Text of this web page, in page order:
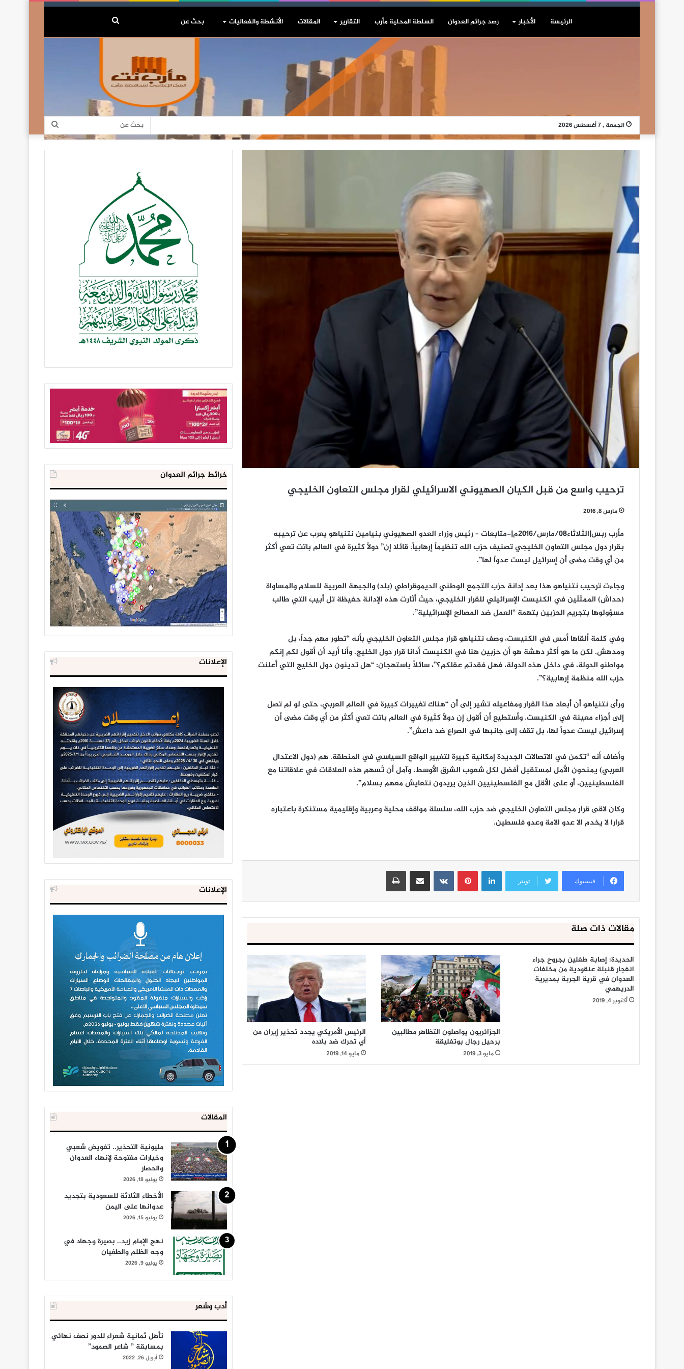
الرئيسة الأخبار رصد جرائم العدوان السلطة المحلية مأرب التقارير المقالات الأنشطة والفعاليات بحث
الجمعة , 7 أغسطس 2026
بحث
عن
ترحيب واسع من قبل الكيان الصهيوني الاسرائيلي لقرار مجلس التعاون الخليجي
مارس 8, 2016
مأرب ربس|الثلاثاء08/مارس/2016م|-متابعات – رئيس وزراء العدو الصهيوني بنيامين نتنياهو يعرب عن ترحيبه
بقرار دول مجلس التعاون الخليجي تصنيف حزب الله تنظيماً إرهابياً، قائلا إن” دولاً كثيرة في العالم باتت تعي أكثر
من أي وقت مضى أن إسرائيل ليست عدواً لها”.
وجاءت ترحيب نتنياهو هذا بعد إدانة حزب التجمع الوطني الديموقراطي (بلد) والجبهة العربية للسلام والمساواة
(حداش) الممثلَين في الكنيست الإسرائيلي للقرار الخليجي، حيث أثارت هذه الإدانة حفيظة تل أبيب التي طالب
مسؤولوها بتجريم الحزبين بتهمة “العمل ضد المصالح الإسرائيلية”.
وفي كلمة ألقاها أمس في الكنيست، وصف نتنياهو قرار مجلس التعاون الخليجي بأنه “تطور مهم جداً، بل
ومدهش. لكن ما هو أكثر دهشة هو أن حزبين هنا في الكنيست أدانا قرار دول الخليج. وأنا أريد أن أقول لكم إنكم
مواطنو الدولة، في داخل هذه الدولة، فهل فقدتم عقلكم؟”، سائلاً باستهجان: “هل تدينون دول الخليج التي أعلنت
حزب الله منظمة إرهابية؟”.
ورأى نتنياهو أن أبعاد هذا القرار ومفاعيله تشير إلى أن “هناك تغييرات كبيرة في العالم العربي، حتى لو لم تصل
إلى أجزاء معينة في الكنيست. وأستطيع أن أقول إن دولاً كثيرة في العالم باتت تعي أكثر من أي وقت مضى أن
إسرائيل ليست عدواً لها، بل تقف إلى جانبها في الصراع ضد داعش”.
وأضاف أنه “تكمن في الاتصالات الجديدة إمكانية كبيرة لتغيير الواقع السياسي في المنطقة. هم (دول الاعتدال
العربي) يمنحون الأمل لمستقبل أفضل لكل شعوب الشرق الأوسط، وآمل أن تُسهم هذه العلاقات في علاقاتنا مع
الفلسطينيين، أو على الأقل مع الفلسطينيين الذين يريدون نتعايش معهم بسلام”.
وكان لاقى قرار مجلس التعاون الخليجي ضد حزب الله، سلسلة مواقف محلية وعربية وإقليمية مستنكرة باعتباره
قرارا لا يخدم الا عدو الامة وعدو فلسطين.
فيسبوك تويتر
لينكدإنبينتيريست مشاركة عبر البريد طباعة
مقالات ذات صلة
الحديدة: إصابة طفلين بجروح جراء
انفجار قنبلة عنقودية من مخلفات
العدوان في قرية الجربة بمديرية
الدريهمي
أكتوبر 4, 2019
الجزائريون يواصلون التظاهر مطالبين
برحيل رجال بوتفليقة
مايو 3, 2019
الرئيس الأمريكي يجدد تحذير إيران من
أي تحرك ضد بلاده
مايو 14, 2019
خرائط جرائم العدوان
الإعلانات
الإعلانات
المقالات
مليونية التحذير.. تفويض شعبي
وخيارات مفتوحة لإنهاء العدوان
والحصار
يوليو 18, 2026
الأخطاء الثلاثة للسعودية بتجديد
عدوانها على اليمن
يوليو 15, 2026
نهج الإمام زيد.. بصيرة وجهاد في
وجه الظلم والطغيان
يوليو 9, 2026
أدب وشعر
تأهل ثمانية شعراء للدور نصف نهائي
بمسابقة ” شاعر الصمود”
أبريل 26, 2022